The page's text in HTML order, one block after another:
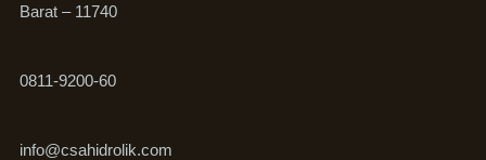
Barat – 11740
0811-9200-60
info@csahidrolik.com